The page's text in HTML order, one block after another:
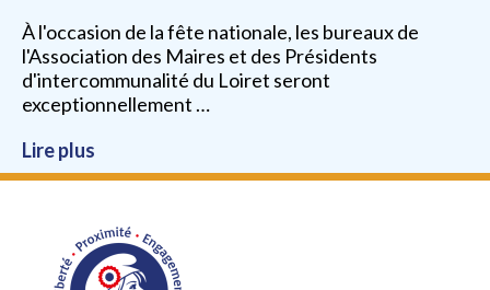
À l'occasion de la fête nationale, les bureaux de
l'Association des Maires et des Présidents
d'intercommunalité du Loiret seront
exceptionnellement …
Lire plus